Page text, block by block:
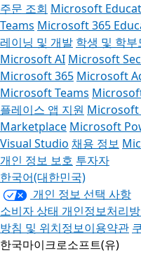
주문 조회 Microsoft
Teams Microsoft 365
레이닝 및 개발 학생 및 학
Microsoft AI Microsoft
Microsoft 365 Microsoft
Microsoft Teams
플레이스 앱 지원 Microsoft
Marketplace Microsoft
Visual Studio 채용 정보
개인 정보 보호 투자자
한국어(대한민국)
개인 정보 선택 사항
소비자 상태 개인정보처리
방침 및 위치정보이용약관
한국마이크로소프트(유)